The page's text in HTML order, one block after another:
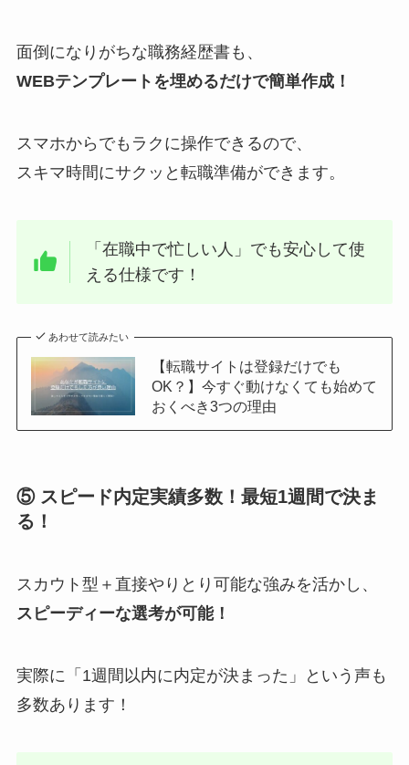
面倒になりがちな職務経歴書も、
WEBテンプレートを埋めるだけで簡単作成！
スマホからでもラクに操作できるので、
スキマ時間にサクッと転職準備ができます。
「在職中で忙しい人」でも安心して使
える仕様です！
あわせて読みたい
【転職サイトは登録だけでも
OK？】今すぐ動けなくても始めて
おくべき3つの理由
⑤ スピード内定実績多数！最短1週間で決ま
る！
スカウト型＋直接やりとり可能な強みを活かし、
スピーディーな選考が可能！
実際に「1週間以内に内定が決まった」という声も
多数あります！